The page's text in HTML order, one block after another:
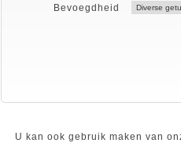
Bevoegdheid
U kan ook gebruik maken van